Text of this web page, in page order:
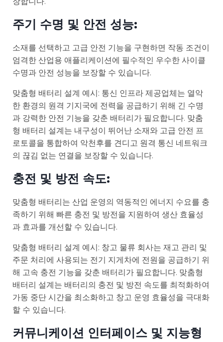
주기 수명 및 안전 성능:
소재를 선택하고 고급 안전 기능을 구현하면 작동 조건이
엄격한 산업용 애플리케이션에 필수적인 우수한 사이클
수명과 안전 성능을 보장할 수 있습니다.
맞춤형 배터리 설계 예시: 통신 인프라 제공업체는 열악
한 환경의 원격 기지국에 전력을 공급하기 위해 긴 수명
과 강력한 안전 기능을 갖춘 배터리가 필요합니다. 맞춤
형 배터리 설계는 내구성이 뛰어난 소재와 고급 안전 프
로토콜을 통합하여 악천후를 견디고 원격 통신 네트워크
의 끊김 없는 연결을 보장할 수 있습니다.
충전 및 방전 속도:
맞춤형 배터리는 산업 운영의 역동적인 에너지 수요를 충
족하기 위해 빠른 충전 및 방전을 지원하여 생산 효율성
과 효과를 개선할 수 있습니다.
맞춤형 배터리 설계 예시: 창고 물류 회사는 재고 관리 및
주문 처리에 사용되는 전기 지게차에 전원을 공급하기 위
해 고속 충전 기능을 갖춘 배터리가 필요합니다. 맞춤형
배터리 설계는 배터리의 충전 및 방전 속도를 최적화하여
가동 중단 시간을 최소화하고 창고 운영 효율성을 극대화
할 수 있습니다.
커뮤니케이션 인터페이스 및 지능형